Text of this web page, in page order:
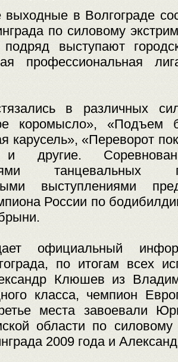
в Волгограде
по силовому
выступают
профессиональная
в различных
коромысло», «Подъем
карусель», «Переворот
и другие.
танцевальных
выступлениями
России по
официальный
по итогам всех
Клюшев из
класса, чемпион
места завоевали
области по силовому
2009 года и